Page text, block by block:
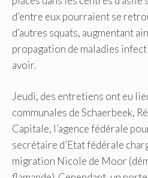
d’entre eux pourraient se
d’autres squats, augmentant
propagation de maladies
avoir.
Jeudi, des entretiens ont eu
communales de Schaerbeek,
Capitale, l’agence fédérale
secrétaire d’Etat fédérale
migration Nicole de Moor